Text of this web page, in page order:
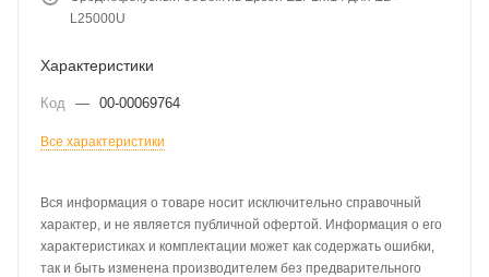
L25000U
Характеристики
Код — 00-00069764
Все характеристики
Вся информация о товаре носит исключительно справочный
характер, и не является публичной офертой. Информация о его
характеристиках и комплектации может как содержать ошибки,
так и быть изменена производителем без предварительного